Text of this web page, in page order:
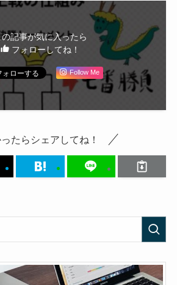
の記事が気に入ったら
フォローしてね！
Follow Me
たらシェアしてね！